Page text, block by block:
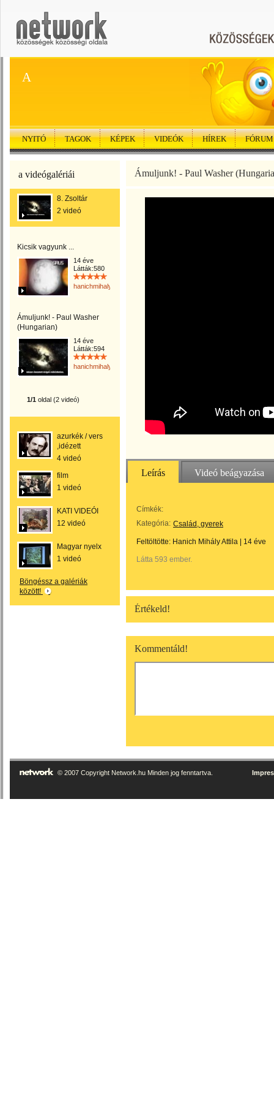
A
NYITÓ TAGOK KÉPEK VIDEÓK HÍREK FÓRUM
a videógalériái
8. Zsoltár
2 videó
Kicsik vagyunk ...
14 éve
Látták:580
hanichmihalyattila
Ámuljunk! - Paul Washer
(Hungarian)
14 éve
Látták:594
hanichmihalyattila
1/1 oldal (2 videó)
azurkék / vers
,idézett
4 videó
film
1 videó
KATI VIDEÓI
12 videó
Magyar nyelx
1 videó
Böngéssz a galériák
között!
Ámuljunk! - Paul Washer
Leírás Videó beágyazása
Címkék:
Kategória: Család, gyerek
Feltöltötte: Hanich Mihály Attila 14 éve
Látta 593 ember.
Értékeld!
Kommentáld!
© 2007 Copyright Network.hu Minden jog fenntartva.